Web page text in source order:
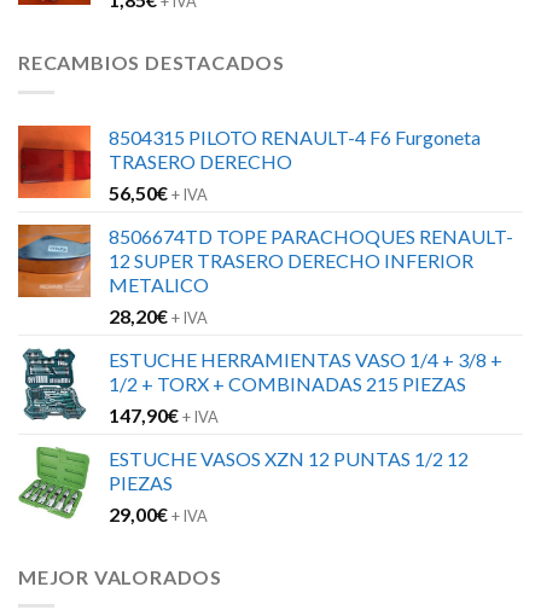
RECAMBIOS DESTACADOS
8504315 PILOTO RENAULT-4 F6 Furgoneta
TRASERO DERECHO
56,50€+ IVA
8506674TD TOPE PARACHOQUES RENAULT-
12 SUPER TRASERO DERECHO INFERIOR
METALICO
28,20€+ IVA
ESTUCHE HERRAMIENTAS VASO 1/4 + 3/8 +
1/2 + TORX + COMBINADAS 215 PIEZAS
147,90€+ IVA
ESTUCHE VASOS XZN 12 PUNTAS 1/2 12
PIEZAS
29,00€+ IVA
MEJOR VALORADOS